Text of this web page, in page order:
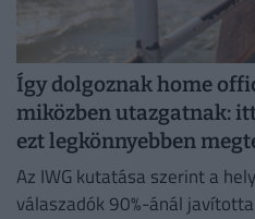
Így dolgoznak home
miközben utazgatnak:
ezt legkönnyebben
Az IWG kutatása szerint a
válaszadók 90%-ánál